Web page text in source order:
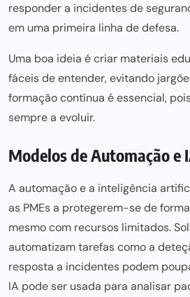
responder a incidentes de
em uma primeira linha de defesa.
Uma boa ideia é criar materiais
fáceis de entender, evitando
formação contínua é essencial,
sempre a evoluir.
Modelos de Automação e
A automação e a inteligência
as PMEs a protegerem-se de
mesmo com recursos limitados.
automatizam tarefas como a
resposta a incidentes podem
IA podeser usada para analisar